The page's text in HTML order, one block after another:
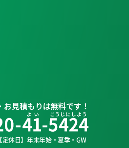
見積もりは無料です！
休日】年末年始・夏季・GW